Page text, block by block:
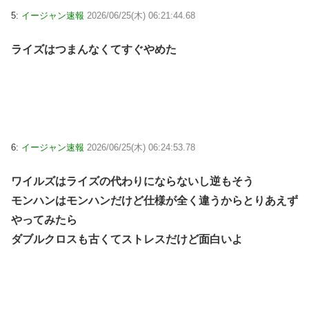
5: イージャン速報 2026/06/25(木) 06:21:44.68
ライズはつまんなくてすぐやめた
6: イージャン速報 2026/06/25(木) 06:24:53.78
ワイルズはライズの代わりにならないし逆もそう
モンハンはモンハンだけど仕様が全く違うからとりあえず
やってみたら
ダブルクロスも古くてストレスだけど面白いよ